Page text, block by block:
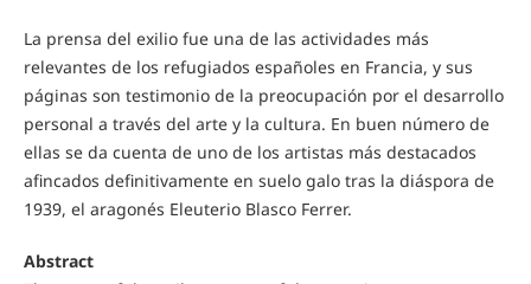
La prensa del exilio fue una de las actividades más
relevantes de los refugiados españoles en Francia, y sus
páginas son testimonio de la preocupación por el desarrollo
personal a través del arte y la cultura. En buen número de
ellas se da cuenta de uno de los artistas más destacados
afincados definitivamente en suelo galo tras la diáspora de
1939, el aragonés Eleuterio Blasco Ferrer.
Abstract